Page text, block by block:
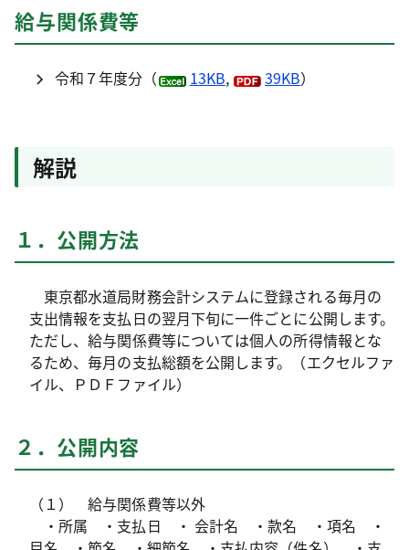
給与関係費等
令和７年度分（ 13KB, 39KB）
解説
１．公開方法
東京都水道局財務会計システムに登録される毎月の
支出情報を支払日の翌月下旬に一件ごとに公開します。
ただし、給与関係費等については個人の所得情報とな
るため、毎月の支払総額を公開します。（エクセルファ
イル、ＰＤＦファイル）
２．公開内容
（１）
給与関係費等以外
・所属 ・支払日 ・ 会計名 ・款名 ・項名 ・